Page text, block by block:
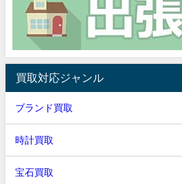
買取対応ジャンル
ブランド買取
時計買取
宝石買取